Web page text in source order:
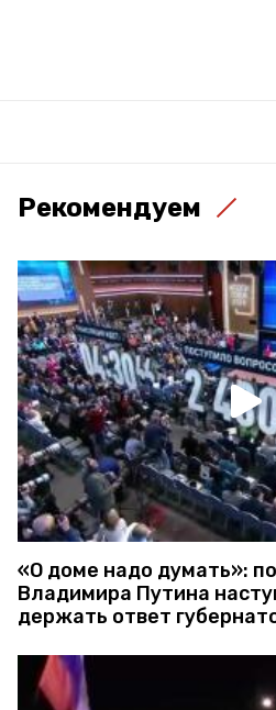
Рекомендуем
«О доме надо думать»:
Владимира Путина
держать ответ